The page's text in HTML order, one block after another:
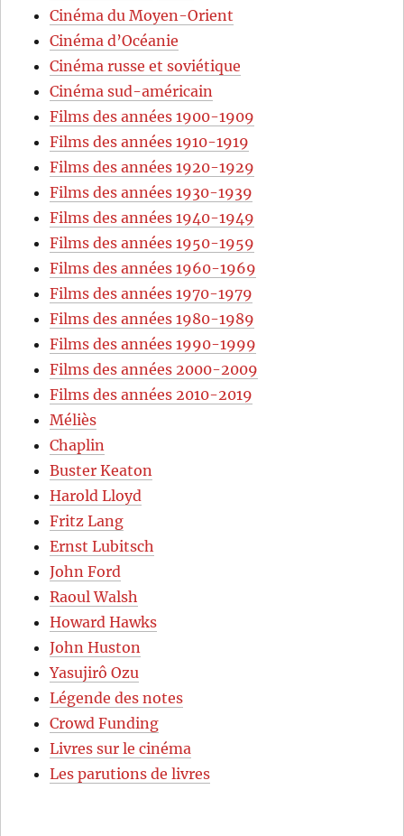
Cinéma du Moyen-Orient
Cinéma d’Océanie
Cinéma russe et soviétique
Cinéma sud-américain
Films des années 1900-1909
Films des années 1910-1919
Films des années 1920-1929
Films des années 1930-1939
Films des années 1940-1949
Films des années 1950-1959
Films des années 1960-1969
Films des années 1970-1979
Films des années 1980-1989
Films des années 1990-1999
Films des années 2000-2009
Films des années 2010-2019
Méliès
Chaplin
Buster Keaton
Harold Lloyd
Fritz Lang
Ernst Lubitsch
John Ford
Raoul Walsh
Howard Hawks
John Huston
Yasujirô Ozu
Légende des notes
Crowd Funding
Livres sur le cinéma
Les parutions de livres